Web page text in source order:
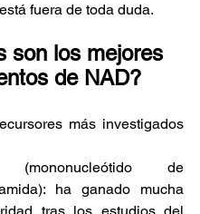
fuera de toda duda.
son los mejores
de NAD?
más investigados
(mononucleótido de
ha ganado mucha